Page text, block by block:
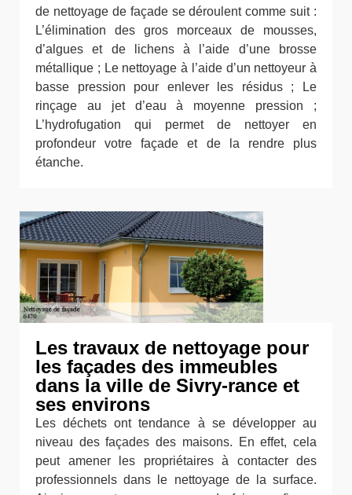
de nettoyage de façade se déroulent comme suit :
L’élimination des gros morceaux de mousses,
d’algues et de lichens à l’aide d’une brosse
métallique ; Le nettoyage à l’aide d’un nettoyeur à
basse pression pour enlever les résidus ; Le
rinçage au jet d’eau à moyenne pression ;
L’hydrofugation qui permet de nettoyer en
profondeur votre façade et de la rendre plus
étanche.
Les travaux de nettoyage pour
les façades des immeubles
dans la ville de Sivry-rance et
ses environs
Les déchets ont tendance à se développer au
niveau des façades des maisons. En effet, cela
peut amener les propriétaires à contacter des
professionnels dans le nettoyage de la surface.